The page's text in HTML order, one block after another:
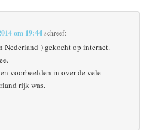
om 19:44schreef:
Nederland ) gekocht op internet.
voorbeelden in over de vele
rijk was.